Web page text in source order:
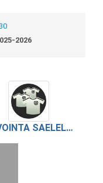
2026
AS VOINTA SAELELE 2017